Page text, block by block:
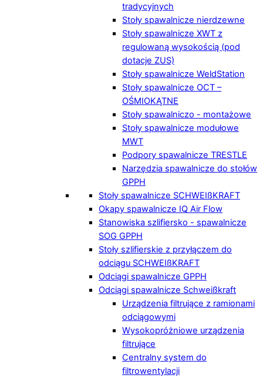
tradycyjnych
Stoły spawalnicze nierdzewne
Stoły spawalnicze XWT z
regulowaną wysokością (pod
dotacje ZUS)
Stoły spawalnicze WeldStation
Stoły spawalnicze OCT –
OŚMIOKĄTNE
Stoły spawalniczo - montażowe
Stoły spawalnicze modułowe
MWT
Podpory spawalnicze TRESTLE
Narzędzia spawalnicze do stołów
GPPH
Stoły spawalnicze SCHWEIßKRAFT
Okapy spawalnicze IQ Air Flow
Stanowiska szlifiersko - spawalnicze
SOG GPPH
Stoły szlifierskie z przyłączem do
odciągu SCHWEIßKRAFT
Odciągi spawalnicze GPPH
Odciągi spawalnicze Schweißkraft
Urządzenia filtrujące z ramionami
odciągowymi
Wysokopróżniowe urządzenia
filtrujące
Centralny system do
filtrowentylacji